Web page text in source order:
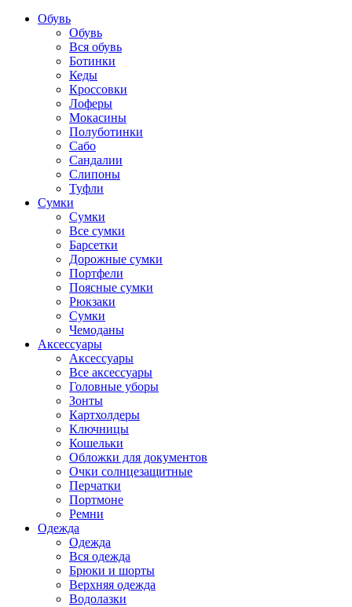
Обувь
Обувь
Вся обувь
Ботинки
Кеды
Кроссовки
Лоферы
Мокасины
Полуботинки
Сабо
Сандалии
Слипоны
Туфли
Сумки
Сумки
Все сумки
Барсетки
Дорожные сумки
Портфели
Поясные сумки
Рюкзаки
Сумки
Чемоданы
Аксессуары
Аксессуары
Все аксессуары
Головные уборы
Зонты
Картхолдеры
Ключницы
Кошельки
Обложки для документов
Очки солнцезащитные
Перчатки
Портмоне
Ремни
Одежда
Одежда
Вся одежда
Брюки и шорты
Верхняя одежда
Водолазки